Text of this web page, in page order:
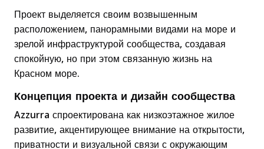
Проект выделяется своим возвышенным
расположением, панорамными видами на море и
зрелой инфраструктурой сообщества, создавая
спокойную, но при этом связанную жизнь на
Красном море.
Концепция проекта и дизайн сообщества
Azzurra спроектирована как низкоэтажное жилое
развитие, акцентирующее внимание на открытости,
приватности и визуальной связи с окружающим